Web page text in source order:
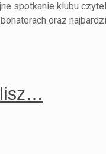
spotkanie klubu
oraz